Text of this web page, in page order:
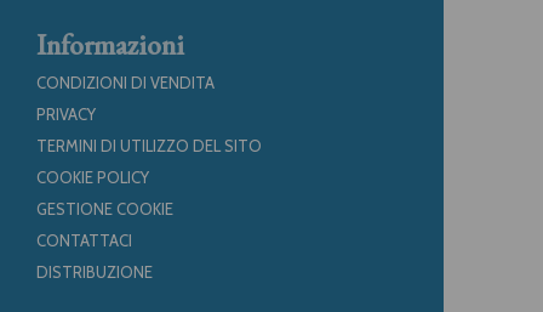
Informazioni
CONDIZIONI DI VENDITA
PRIVACY
TERMINI DI UTILIZZO DEL SITO
COOKIE POLICY
GESTIONE COOKIE
CONTATTACI
DISTRIBUZIONE